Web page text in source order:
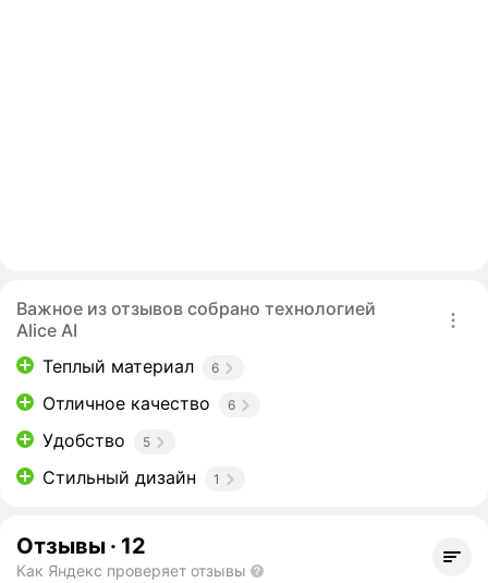
Важное из отзывов собрано технологией
Alice AI
Теплый материал
6
Отличное качество 6
Удобство 5
Стильный дизайн 1
Отзывы · 12
Как Яндекс проверяет отзывы